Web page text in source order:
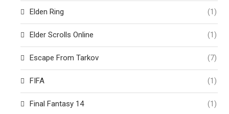
Elden Ring (1)
Elder Scrolls Online (1)
Escape From Tarkov (7)
FIFA (1)
Final Fantasy 14 (1)